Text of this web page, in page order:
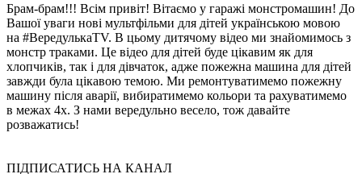
Брам-брам!!! Всім привіт! Вітаємо у гаражі монстромашин! До
Вашої уваги нові мультфільми для дітей українською мовою
на #ВередулькаTV. В цьому дитячому відео ми знайомимось з
монстр траками. Це відео для дітей буде цікавим як для
хлопчиків, так і для дівчаток, адже пожежна машина для дітей
завжди була цікавою темою. Ми ремонтуватимемо пожежну
машину після аварії, вибиратимемо кольори та рахуватимемо
в межах 4х. З нами вередульно весело, тож давайте
розважатись!
ПІДПИСАТИСЬ НА КАНАЛ